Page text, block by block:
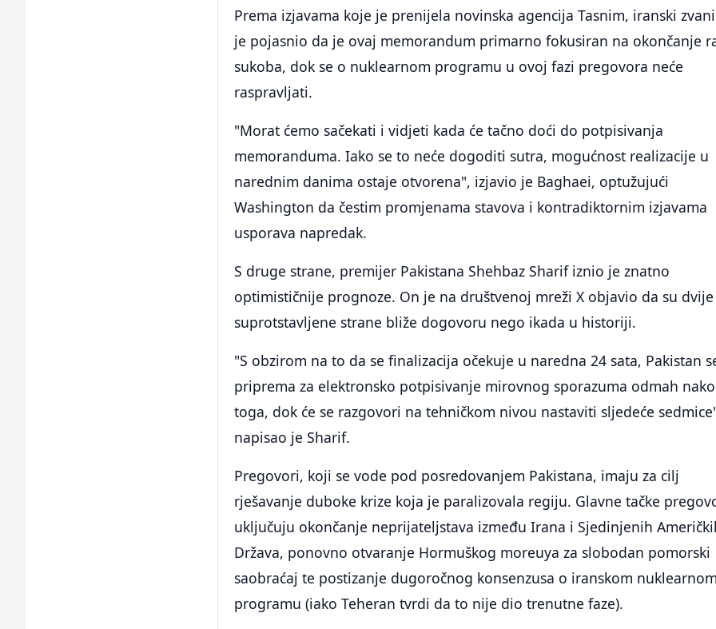
Prema izjavama koje je prenijela novinska agencija Tasnim, iranski
je pojasnio da je ovaj memorandum primarno fokusiran na okončanje
sukoba, dok se o nuklearnom programu u ovoj fazi pregovora neće
raspravljati.
"Morat ćemo sačekati i vidjeti kada će tačno doći do potpisivanja
memoranduma. Iako se to neće dogoditi sutra, mogućnost realizacije u
narednim danima ostaje otvorena", izjavio je Baghaei, optužujući
Washington da čestim promjenama stavova i kontradiktornim izjavama
usporava napredak.
S druge strane, premijer Pakistana Shehbaz Sharif iznio je znatno
optimističnije prognoze. On je na društvenoj mreži X objavio da su dvije
suprotstavljene strane bliže dogovoru nego ikada u historiji.
"S obzirom na to da se finalizacija očekuje u naredna 24 sata, Pakistan
priprema za elektronsko potpisivanje mirovnog sporazuma odmah
toga, dok će se razgovori na tehničkom nivou nastaviti sljedeće
napisao je Sharif.
Pregovori, koji se vode pod posredovanjem Pakistana, imaju za cilj
rješavanje duboke krize koja je paralizovala regiju. Glavne tačke
uključuju okončanje neprijateljstava između Irana i Sjedinjenih
Država, ponovno otvaranje Hormuškog moreuya za slobodan pomorski
saobraćaj te postizanje dugoročnog konsenzusa o iranskom nuklearnom
programu (iako Teheran tvrdi da to nije dio trenutne faze).